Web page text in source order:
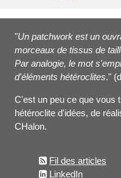
"Un patchwork est un
morceaux de tissus de
Par analogie, le mot
d'éléments hétéroclites."
C'est un peu ce que vous
hétéroclite d'idées, de
CHalon.
Fil des articles
LinkedIn